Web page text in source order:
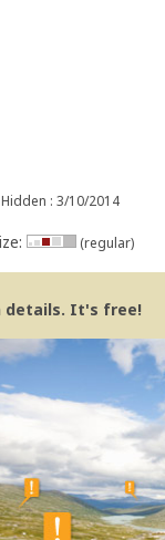
Hidden : 3/10/2014
(regular)
details. It's free!